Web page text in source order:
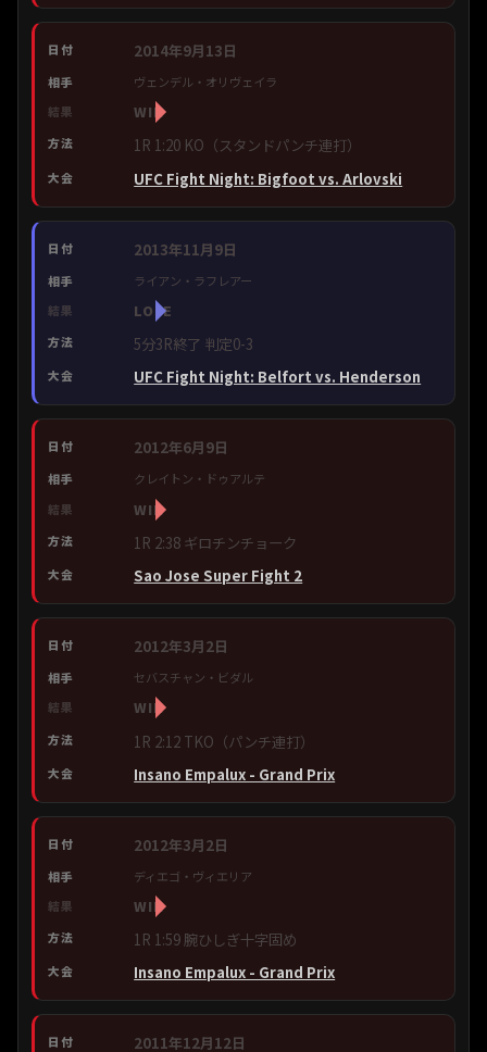
2014年9月13日
ヴェンデル・オリヴェイラ
WIN
1R 1:20 KO（スタンドパンチ連打）
UFC Fight Night: Bigfoot vs. Arlovski
2013年11月9日
ライアン・ラフレアー
LOSE
5分3R終了 判定0-3
UFC Fight Night: Belfort vs. Henderson
2012年6月9日
クレイトン・ドゥアルテ
WIN
1R 2:38 ギロチンチョーク
Sao Jose Super Fight 2
2012年3月2日
セバスチャン・ビダル
WIN
1R 2:12 TKO（パンチ連打）
Insano Empalux - Grand Prix
2012年3月2日
ディエゴ・ヴィエリア
WIN
1R 1:59 腕ひしぎ十字固め
Insano Empalux - Grand Prix
2011年12月12日